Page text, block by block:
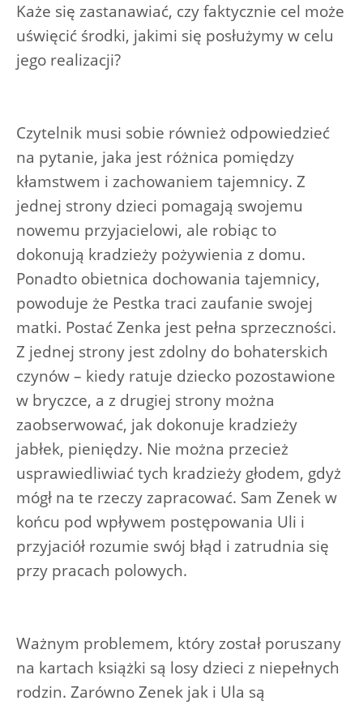
Każe się zastanawiać, czy faktycznie cel może
uświęcić środki, jakimi się posłużymy w celu
jego realizacji?
Czytelnik musi sobie również odpowiedzieć
na pytanie, jaka jest różnica pomiędzy
kłamstwem i zachowaniem tajemnicy. Z
jednej strony dzieci pomagają swojemu
nowemu przyjacielowi, ale robiąc to
dokonują kradzieży pożywienia z domu.
Ponadto obietnica dochowania tajemnicy,
powoduje że Pestka traci zaufanie swojej
matki. Postać Zenka jest pełna sprzeczności.
Z jednej strony jest zdolny do bohaterskich
czynów – kiedy ratuje dziecko pozostawione
w bryczce, a z drugiej strony można
zaobserwować, jak dokonuje kradzieży
jabłek, pieniędzy. Nie można przecież
usprawiedliwiać tych kradzieży głodem, gdyż
mógł na te rzeczy zapracować. Sam Zenek w
końcu pod wpływem postępowania Uli i
przyjaciół rozumie swój błąd i zatrudnia się
przy pracach polowych.
Ważnym problemem, który został poruszany
na kartach książki są losy dzieci z niepełnych
rodzin. Zarówno Zenek jak i Ula są